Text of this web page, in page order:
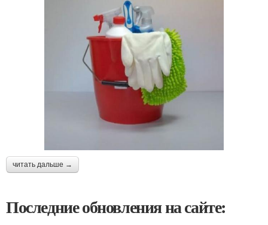
читать дальше →
Последние обновления на сайте: